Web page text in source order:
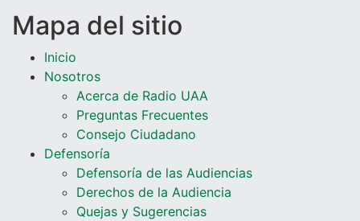
Mapa del sitio
Inicio
Nosotros
Acerca de Radio UAA
Preguntas Frecuentes
Consejo Ciudadano
Defensoría
Defensoría de las Audiencias
Derechos de la Audiencia
Quejas y Sugerencias